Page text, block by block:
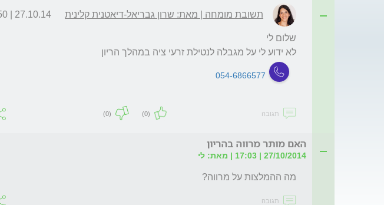
תשובת מומחה | מאת: שרון גבריאל-דיאטנית קלינית 27.10.14 | 14:50
לא ידוע לי על מגבלה לנטילת זרעי ציה במהלך הריון
054-6866577
תגובה (0)
(0)
האם מותר מרווה בהריון
27/10/2014 | 17:03 | מאת: לי
מה ההמלצות על מרווה?
תגובה